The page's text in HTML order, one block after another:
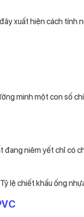
xuất hiện cách tính
minh một con số
đang niêm yết chỉ có
lệ chiết khấu ống